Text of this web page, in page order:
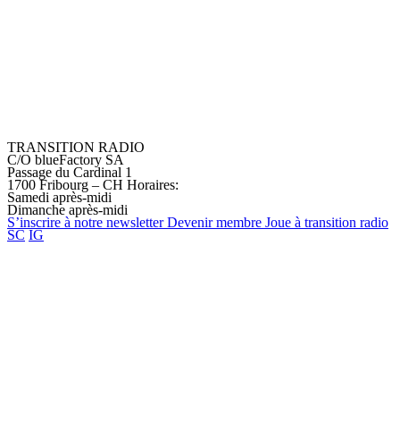
TRANSITION RADIO
C/O blueFactory SA
Passage du Cardinal 1
1700 Fribourg – CH Horaires:
Samedi après-midi
Dimanche après-midi
S’inscrire à notre newsletter Devenirmembre Joue à transition radio
SC IG